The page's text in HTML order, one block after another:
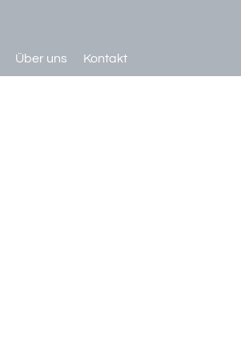
Über uns Kontakt